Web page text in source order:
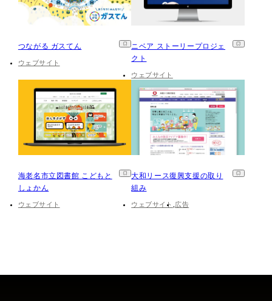
つながる ガスてん
ウェブサイト
ニベア ストーリープロジェ
クト
ウェブサイト
海老名市立図書館 こどもと
しょかん
ウェブサイト
大和リース復興支援の取り
組み
ウェブサイト 広告